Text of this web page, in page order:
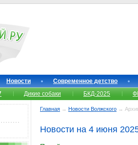
Новости Современное детство
Дикие собаки БКД-2025
Главная → Новости Волжского →
Новости на 4 июня